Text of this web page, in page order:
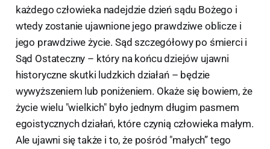
każdego człowieka nadejdzie dzień sądu Bożego i
wtedy zostanie ujawnione jego prawdziwe oblicze i
jego prawdziwe życie. Sąd szczegółowy po śmierci i
Sąd Ostateczny – który na końcu dziejów ujawni
historyczne skutki ludzkich działań – będzie
wywyższeniem lub poniżeniem. Okaże się bowiem, że
życie wielu "wielkich" było jednym długim pasmem
egoistycznych działań, które czynią człowieka małym.
Ale ujawni się także i to, że pośród "małych” tego